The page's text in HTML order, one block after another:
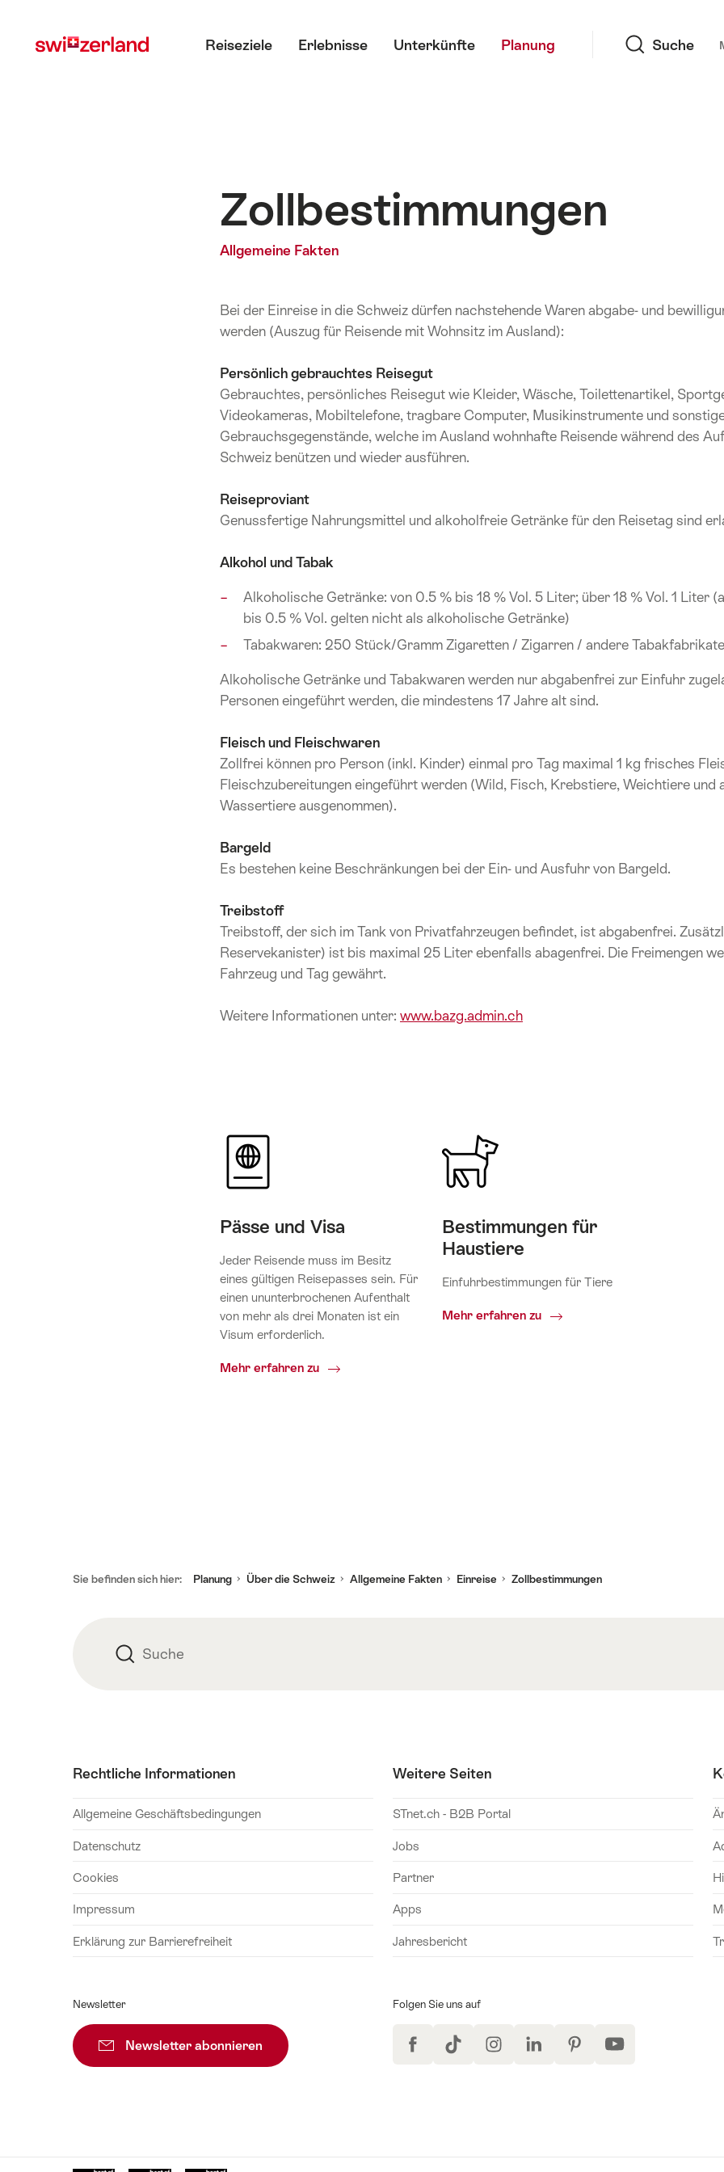
myswitzerland.com
Reiseziele Erlebnisse Unterkünfte Planung Suche
Zollbestimmungen
Allgemeine Fakten
Bei der Einreise in die Schweiz dürfen nachstehende Waren abgabe- und
werden (Auszug für Reisende mit Wohnsitz im Ausland):
Persönlich gebrauchtes Reisegut
Gebrauchtes, persönliches Reisegut wie Kleider, Wäsche, Toilettenartikel,
Videokameras, Mobiltelefone, tragbare Computer, Musikinstrumente und
Gebrauchsgegenstände, welche im Ausland wohnhafte Reisende während des
Schweiz benützen und wieder ausführen.
Reiseproviant
Genussfertige Nahrungsmittel und alkoholfreie Getränke für den Reisetag sind
Alkohol und Tabak
Alkoholische Getränke: von 0.5 % bis 18 % Vol. 5 Liter; über 18 % Vol. 1 Liter
bis 0.5 % Vol. gelten nicht als alkoholische Getränke)
Tabakwaren: 250 Stück/Gramm Zigaretten / Zigarren / andere Tabakfabrikate
Alkoholische Getränke und Tabakwaren werden nur abgabenfrei zur Einfuhr
Personen eingeführt werden, die mindestens 17 Jahre alt sind.
Fleisch und Fleischwaren
Zollfrei können pro Person (inkl. Kinder) einmal pro Tag maximal 1 kg frisches
Fleischzubereitungen eingeführt werden (Wild, Fisch, Krebstiere, Weichtiere und
Wassertiere ausgenommen).
Bargeld
Es bestehen keine Beschränkungen bei der Ein- und Ausfuhr von Bargeld.
Treibstoff
Treibstoff, der sich im Tank von Privatfahrzeugen befindet, ist abgabenfrei.
Reservekanister) ist bis maximal 25 Liter ebenfalls abagenfrei. Die Freimengen
Fahrzeug und Tag gewährt.
Weitere Informationen unter: www.bazg.admin.ch
Pässe und Visa
Jeder Reisende muss im Besitz
eines gültigen Reisepasses sein. Für
einen ununterbrochenen Aufenthalt
von mehr als drei Monaten ist ein
Visum erforderlich.
Mehr erfahren zu
Pässe
Bestimmungen für
Haustiere
Einfuhrbestimmungen für Tiere
Mehr erfahren zu
Bestimmungen
Sie befinden sich hier: Planung Über die Schweiz Allgemeine Fakten Einreise Zollbestimmungen
Suche Suche
Rechtliche Informationen
Allgemeine Geschäftsbedingungen
Datenschutz
Cookies
Impressum
Erklärung zur Barrierefreiheit
Weitere Seiten
STnet.ch - B2B Portal
Jobs
Partner
Apps
Jahresbericht
Newsletter
Newsletter abonnieren Zur Newsletter Anmeldung
Folgen Sie uns auf
FacebookTikTok InstagramLinkedIn PinterestYouTube